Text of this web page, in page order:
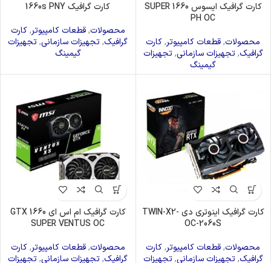
کارت گرافیک ایسوس 1660 SUPER
PH OC
محصولات,قطعات کامپیوتر,کارت
گرافیک,تجهیزات سازمانی,تجهیزات
گیمینگ
کارت گرافیک 1660s PNY
محصولات,قطعات کامپیوتر,کارت
گرافیک,تجهیزات سازمانی,تجهیزات
گیمینگ
کارت گرافیک اینوتری دی TWIN-X2-
OC-2060S
محصولات,قطعات کامپیوتر,کارت
گرافیک,تجهیزات سازمانی,تجهیزات
کارت گرافیک ام اس ای GTX 1660
SUPER VENTUS OC
محصولات,قطعات کامپیوتر,کارت
گرافیک,تجهیزات سازمانی,تجهیزات